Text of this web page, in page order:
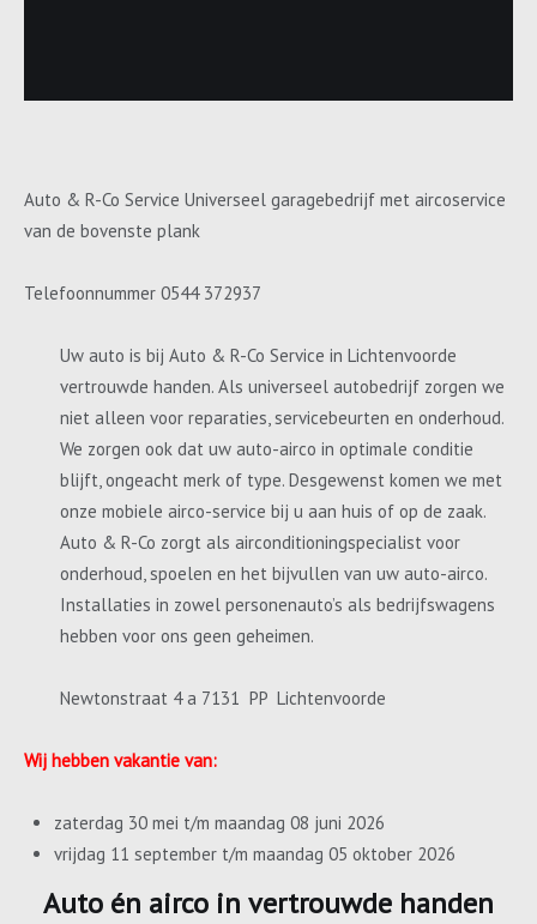
Auto & R-Co Service Universeel garagebedrijf met aircoservice
van de bovenste plank
Telefoonnummer 0544 372937
Uw auto is bij Auto & R-Co Service in Lichtenvoorde
vertrouwde handen. Als universeel autobedrijf zorgen we
niet alleen voor reparaties, servicebeurten en onderhoud.
We zorgen ook dat uw auto-airco in optimale conditie
blijft, ongeacht merk of type. Desgewenst komen we met
onze mobiele airco-service bij u aan huis of op de zaak.
Auto & R-Co zorgt als airconditioningspecialist voor
onderhoud, spoelen en het bijvullen van uw auto-airco.
Installaties in zowel personenauto’s als bedrijfswagens
hebben voor ons geen geheimen.
Newtonstraat 4 a 7131 PP Lichtenvoorde
Wij hebben vakantie van:
zaterdag 30 mei t/m maandag 08 juni 2026
vrijdag 11 september t/m maandag 05 oktober 2026
Auto én airco in vertrouwde handen